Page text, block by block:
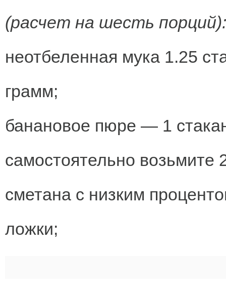
(расчет на шесть порций):
неотбеленная мука 1.25
грамм;
банановое пюре — 1
самостоятельно возьмите
сметана с низким
ложки;